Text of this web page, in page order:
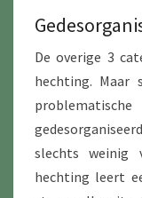
De overige 3
hechting. Maar
slechts weinig
hechting leert